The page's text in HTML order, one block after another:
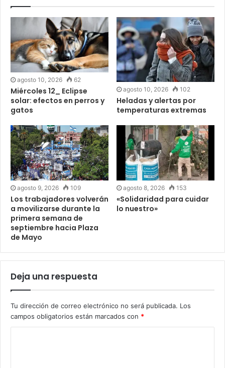
agosto 10, 2026 62
Miércoles 12_ Eclipse
solar: efectos en perros y
gatos
agosto 10, 2026 102
Heladas y alertas por
temperaturas extremas
agosto 9, 2026 109
Los trabajadores volverán
a movilizarse durante la
primera semana de
septiembre hacia Plaza
de Mayo
agosto 8, 2026 153
«Solidaridad para cuidar
lo nuestro»
Deja una respuesta
Tu dirección de correo electrónico no será publicada. Los
campos obligatorios están marcados con *